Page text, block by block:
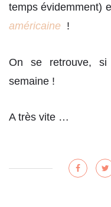
temps évidemment)
américaine !
On se retrouve,
semaine !
A très vite …